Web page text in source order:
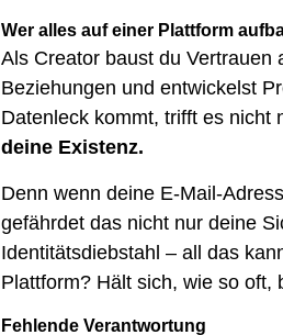
Wer alles auf einer Plattform
Als Creator baust du Vertrauen
Beziehungen und entwickelst
Datenleck kommt, trifft es nicht
deine Existenz.
Denn wenn deine E-Mail-
gefährdet das nicht nur deine
Identitätsdiebstahl – all das
Plattform? Hält sich, wie so oft,
Fehlende Verantwortung